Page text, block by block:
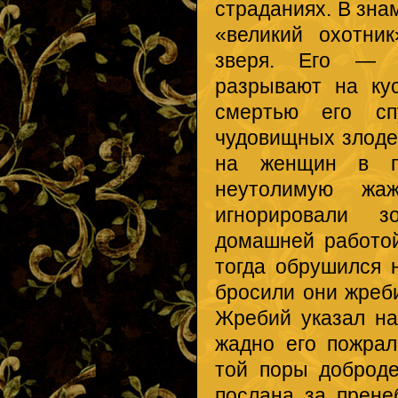
страданиях. В
«великий
зверя. Его —
разрывают на
смертью его
чудовищных
на женщин в
неутолимую
игнорировали
домашней
тогда
бросили они
Жребий указал
жадно его
той поры